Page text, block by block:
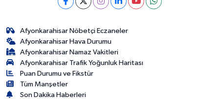
Afyonkarahisar Nöbetçi Eczaneler
Afyonkarahisar Hava Durumu
Afyonkarahisar Namaz Vakitleri
Afyonkarahisar Trafik Yoğunluk Haritası
Puan Durumu ve Fikstür
Tüm Manşetler
Son Dakika Haberleri